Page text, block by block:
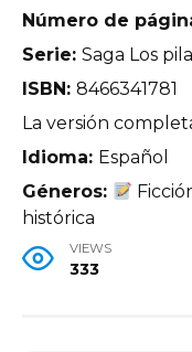
Número de
Serie: Saga Los
ISBN: 8466341781
La versión
Idioma: Español
Géneros:
histórica
VIEWS
333